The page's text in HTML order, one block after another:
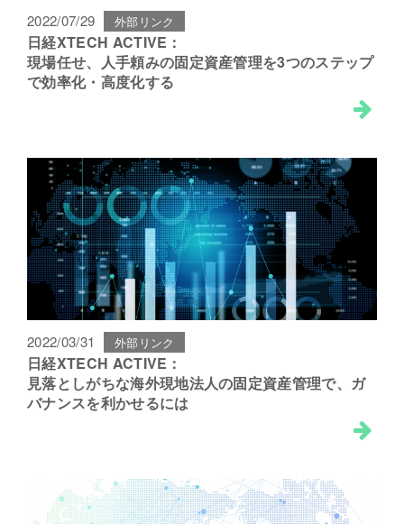
2022/07/29 外部リンク
日経XTECH ACTIVE：
現場任せ、人手頼みの固定資産管理を3つのステップ
で効率化・高度化する
2022/03/31 外部リンク
日経XTECH ACTIVE：
見落としがちな海外現地法人の固定資産管理で、ガ
バナンスを利かせるには